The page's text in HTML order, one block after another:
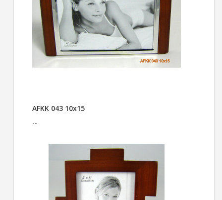
AFKK 043 10x15
--